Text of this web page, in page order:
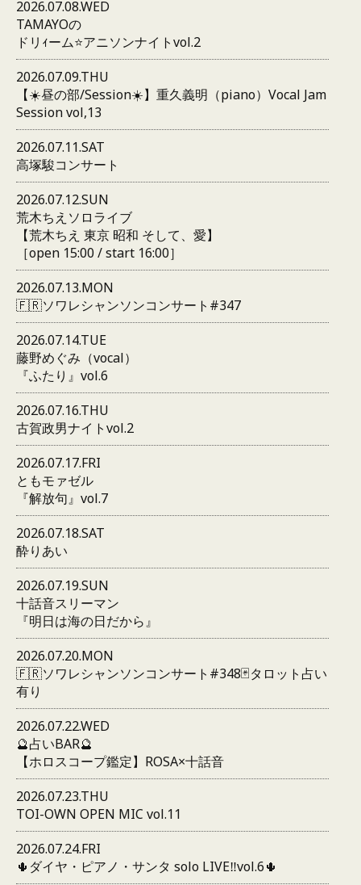
2026.07.08.WED
TAMAYOの
ドリｨーム⭐️アニソンナイトvol.2
2026.07.09.THU
【☀️昼の部/Session☀️】重久義明（piano）Vocal Jam
Session vol,13
2026.07.11.SAT
高塚駿コンサート
2026.07.12.SUN
荒木ちえソロライブ
【荒木ちえ 東京 昭和 そして、愛】
［open 15:00 / start 16:00］
2026.07.13.MON
🇫🇷ソワレシャンソンコンサート#347
2026.07.14.TUE
藤野めぐみ（vocal）
『ふたり』vol.6
2026.07.16.THU
古賀政男ナイトvol.2
2026.07.17.FRI
ともモァゼル
『解放句』vol.7
2026.07.18.SAT
酔りあい
2026.07.19.SUN
十話音スリーマン
『明日は海の日だから』
2026.07.20.MON
🇫🇷ソワレシャンソンコンサート#348🃏タロット占い
有り
2026.07.22.WED
🔮占いBAR🔮
【ホロスコープ鑑定】ROSA×十話音
2026.07.23.THU
TOI-OWN OPEN MIC vol.11
2026.07.24.FRI
🌵ダイヤ・ピアノ・サンタ solo LIVE‼️vol.6🌵